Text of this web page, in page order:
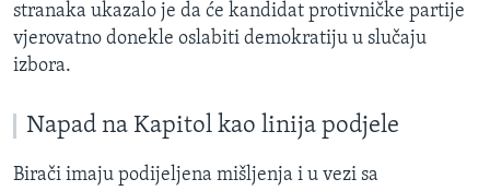
stranaka ukazalo je da će kandidat protivničke partije
vjerovatno donekle oslabiti demokratiju u slučaju
izbora.
Napad na Kapitol kao linija podjele
Birači imaju podijeljena mišljenja i u vezi sa